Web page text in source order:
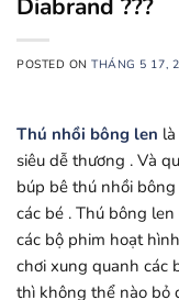
Diabrand ???
POSTED ONTHÁNG 5 17,
Thú nhồi bông len
siêu dễ thương . Và
búp bê thú nhồi
các bé . Thú bông
các bộ phim hoạt
chơi xung quanh các
thì không thể nào bỏ